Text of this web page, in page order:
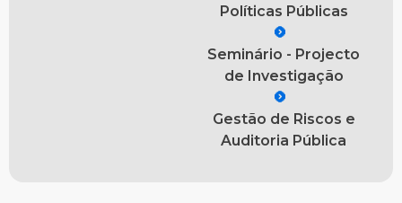
Políticas Públicas
Seminário - Projecto
de Investigação
Gestão de Riscos e
Auditoria Pública